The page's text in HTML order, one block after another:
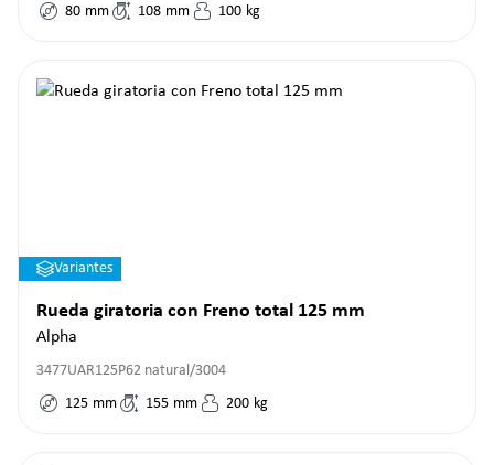
80 mm 108 mm 100 kg
Variantes
Rueda giratoria con Freno total 125 mm
Alpha
3477UAR125P62 natural/3004
125 mm 155 mm 200 kg